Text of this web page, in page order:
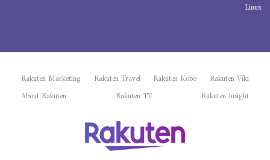
Linux
Rakuten Viki
Rakuten Kobo
Rakuten Travel
Rakuten Marketing
Rakuten Insight
Rakuten TV
About Rakuten